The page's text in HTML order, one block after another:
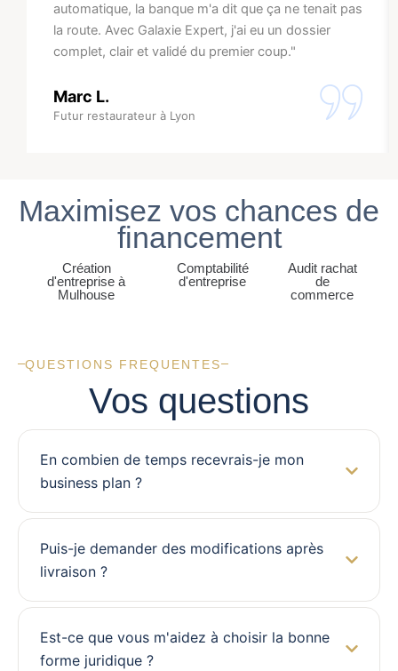
automatique, la banque m'a dit que ça ne tenait pas
la route. Avec Galaxie Expert, j'ai eu un dossier
complet, clair et validé du premier coup."
Marc L.
Futur restaurateur à Lyon
Maximisez vos chances de
financement
Création
d'entreprise à
Mulhouse
Comptabilité
d'entreprise
Audit rachat
de
commerce
QUESTIONS FREQUENTES
Vos questions
En combien de temps recevrais-je mon
business plan ?
Puis-je demander des modifications après
livraison ?
Est-ce que vous m'aidez à choisir la bonne
forme juridique ?